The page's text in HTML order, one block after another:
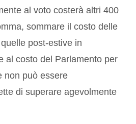
al voto costerà altri 400
sommare il costo delle
post-estive in
al costo del Parlamento per
non può essere
di superare agevolmente